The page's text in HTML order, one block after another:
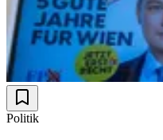
Politik